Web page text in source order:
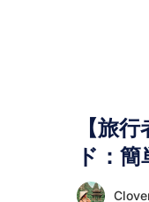
【旅
ド：